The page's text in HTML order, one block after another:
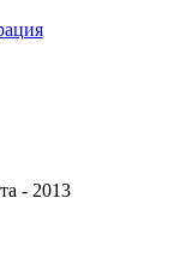
- 2013